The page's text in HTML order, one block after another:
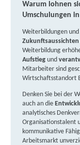
Wirtschaft (bfz)
94469
IFP Gesellschaft
Berufliche
Wirtschaft (bfz)
Warum lohnen
Umschulungen
Weiterbildungen
Weiterbildung
Aufstieg und
Mitarbeiter sind
Wirtschaftsstandort
Denken Sie bei der
auch an die
analytisches
Organisationstalent
kommunikative
Arbeitsmarkt